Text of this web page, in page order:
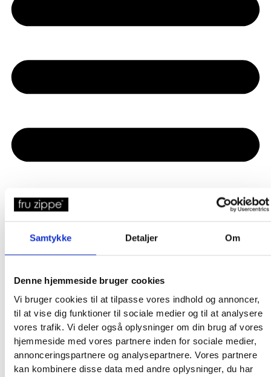
Samtykke Detaljer Om
Denne hjemmeside bruger cookies
Vi bruger cookies til at tilpasse vores indhold og annoncer,
til at vise dig funktioner til sociale medier og til at analysere
vores trafik. Vi deler også oplysninger om din brug af vores
hjemmeside med vores partnere inden for sociale medier,
annonceringspartnere og analysepartnere. Vores partnere
kan kombinere disse data med andre oplysninger, du har